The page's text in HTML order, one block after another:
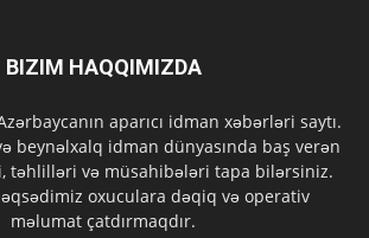
BIZIM HAQQIMIZDA
aparıcı idman xəbərləri saytı.
beynəlxalq idman dünyasında baş verən
təhlilləri və müsahibələri tapa bilərsiniz.
oxuculara dəqiq və operativ
məlumat çatdırmaqdır.